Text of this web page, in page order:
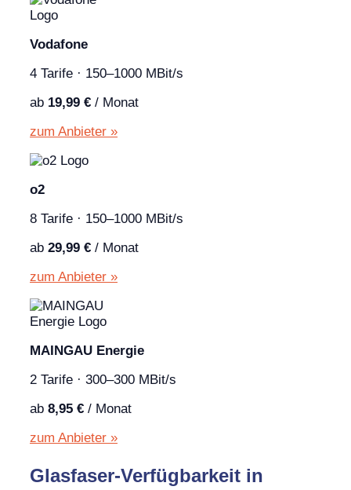
Vodafone
4 Tarife · 150–1000 MBit/s
ab 19,99 € / Monat
zum Anbieter »
o2
8 Tarife · 150–1000 MBit/s
ab 29,99 € / Monat
zum Anbieter »
MAINGAU Energie
2 Tarife · 300–300 MBit/s
ab 8,95 € / Monat
zum Anbieter »
Glasfaser-Verfügbarkeit in